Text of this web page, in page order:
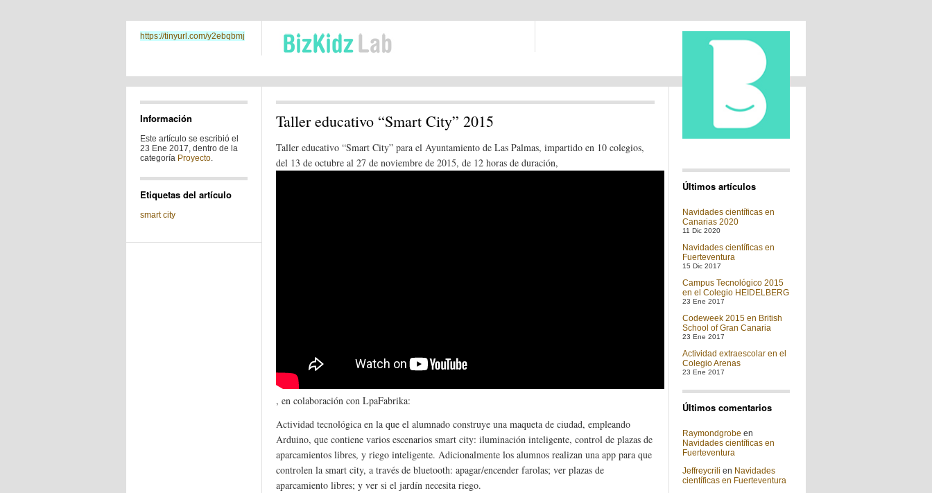
https://tinyurl.com/y2ebqbmj
Información
Este artículo se escribió el
23 Ene 2017, dentro de la
categoría Proyecto.
Etiquetas del artículo
smart city
Taller educativo “Smart City” 2015
Taller educativo “Smart City” para el Ayuntamiento de Las Palmas, impartido en 10 colegios,
del 13 de octubre al 27 de noviembre de 2015, de 12 horas de duración,
, en colaboración con LpaFabrika:
Actividad tecnológica en la que el alumnado construye una maqueta de ciudad, empleando
Arduino, que contiene varios escenarios smart city: iluminación inteligente, control de plazas de
aparcamientos libres, y riego inteligente. Adicionalmente los alumnos realizan una app para que
controlen la smart city, a través de bluetooth: apagar/encender farolas; ver plazas de
aparcamiento libres; y ver si el jardín necesita riego.
Últimos artículos
Navidades científicas en
Canarias 2020
11 Dic 2020
Navidades científicas en
Fuerteventura
15 Dic 2017
Campus Tecnológico 2015
en el Colegio HEIDELBERG
23 Ene 2017
Codeweek 2015 en British
School of Gran Canaria
23 Ene 2017
Actividad extraescolar en el
Colegio Arenas
23 Ene 2017
Últimos comentarios
Raymondgrobe en
Navidades científicas en
Fuerteventura
Jeffreycrili en Navidades
científicas en Fuerteventura